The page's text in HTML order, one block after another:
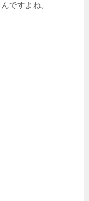
ですよね。